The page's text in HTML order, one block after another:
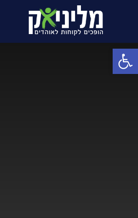
פתח סרגל נגישות